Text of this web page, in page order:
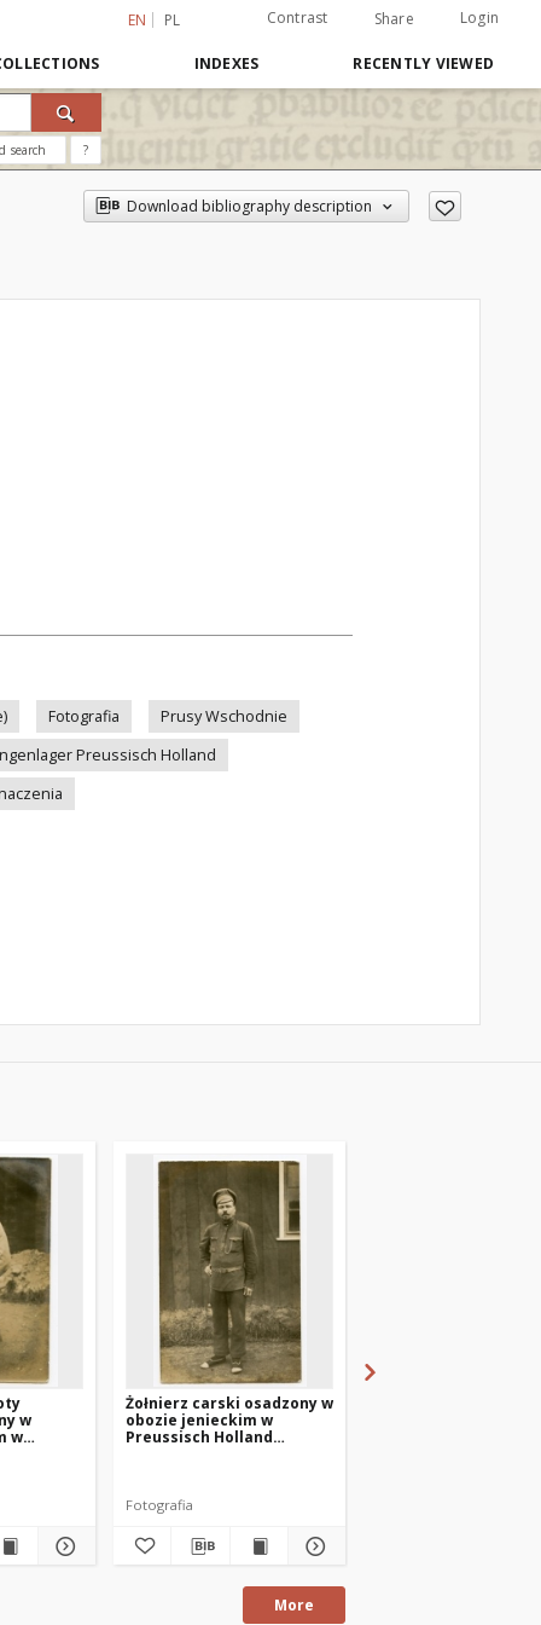
EN PL Contrast Share Login
INDEXES RECENTLY VIEWED
search ?
Download bibliography description
Fotografia
Prusy Wschodnie
Preussisch Holland
w
w
Żołnierz carski osadzony w
obozie jenieckim w
Preussisch Holland
Fotografia
More